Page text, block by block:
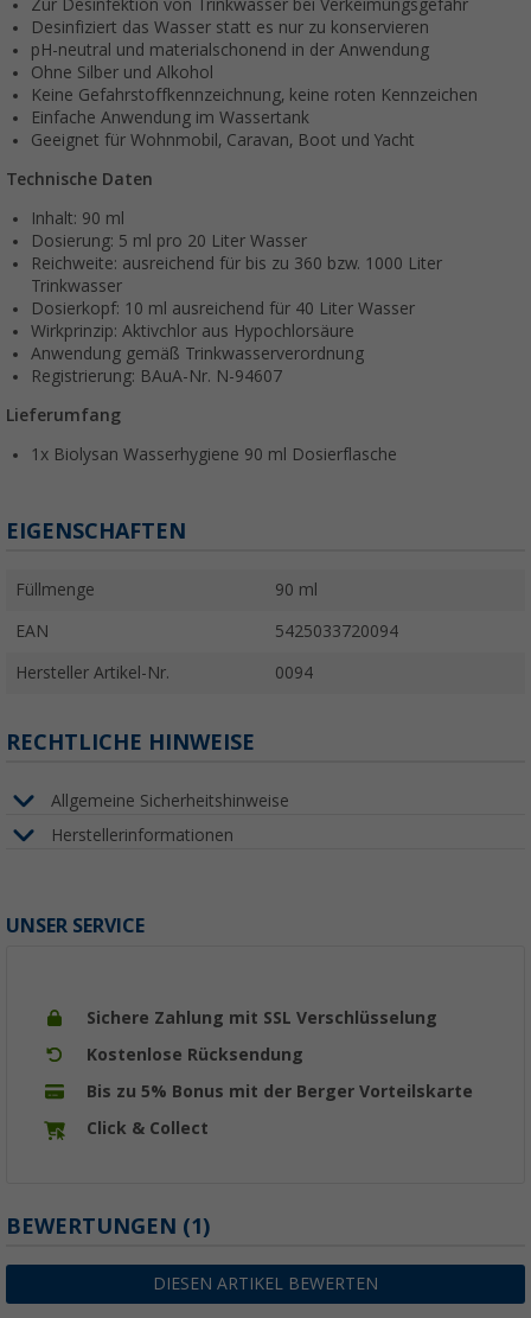
Zur Desinfektion von Trinkwasser bei Verkeimungsgefahr
Desinfiziert das Wasser statt es nur zu konservieren
pH-neutral und materialschonend in der Anwendung
Ohne Silber und Alkohol
Keine Gefahrstoffkennzeichnung, keine roten Kennzeichen
Einfache Anwendung im Wassertank
Geeignet für Wohnmobil, Caravan, Boot und Yacht
Technische Daten
Inhalt: 90 ml
Dosierung: 5 ml pro 20 Liter Wasser
Reichweite: ausreichend für bis zu 360 bzw. 1000 Liter
Trinkwasser
Dosierkopf: 10 ml ausreichend für 40 Liter Wasser
Wirkprinzip: Aktivchlor aus Hypochlorsäure
Anwendung gemäß Trinkwasserverordnung
Registrierung: BAuA-Nr. N-94607
Lieferumfang
1x Biolysan Wasserhygiene 90 ml Dosierflasche
EIGENSCHAFTEN
Füllmenge 90 ml
EAN 5425033720094
Hersteller Artikel-Nr. 0094
RECHTLICHE HINWEISE
Allgemeine Sicherheitshinweise
Herstellerinformationen
UNSER SERVICE
Sichere Zahlung mit SSL Verschlüsselung
Kostenlose Rücksendung
Bis zu 5% Bonus mit der Berger Vorteilskarte
Click & Collect
BEWERTUNGEN (1)
DIESEN ARTIKEL BEWERTEN